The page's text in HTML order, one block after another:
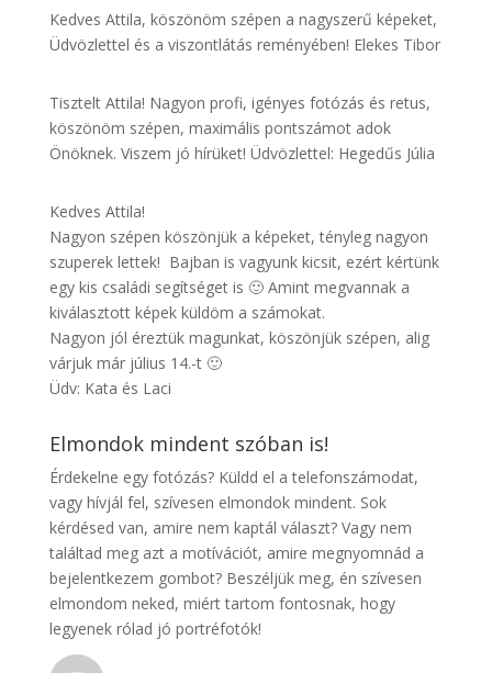
Kedves Attila, köszönöm szépen a nagyszerű képeket,
Üdvözlettel és a viszontlátás reményében! Elekes Tibor
Tisztelt Attila! Nagyon profi, igényes fotózás és retus,
köszönöm szépen, maximális pontszámot adok
Önöknek. Viszem jó hírüket! Üdvözlettel: Hegedűs Júlia
Kedves Attila!
Nagyon szépen köszönjük a képeket, tényleg nagyon
szuperek lettek! Bajban is vagyunk kicsit, ezért kértünk
egy kis családi segítséget is 🙂 Amint megvannak a
kiválasztott képek küldöm a számokat.
Nagyon jól éreztük magunkat, köszönjük szépen, alig
várjuk már július 14.-t 🙂
Üdv: Kata és Laci
Elmondok mindent szóban is!
Érdekelne egy fotózás? Küldd el a telefonszámodat,
vagy hívjál fel, szívesen elmondok mindent. Sok
kérdésed van, amire nem kaptál választ? Vagy nem
találtad meg azt a motívációt, amire megnyomnád a
bejelentkezem gombot? Beszéljük meg, én szívesen
elmondom neked, miért tartom fontosnak, hogy
legyenek rólad jó portréfotók!